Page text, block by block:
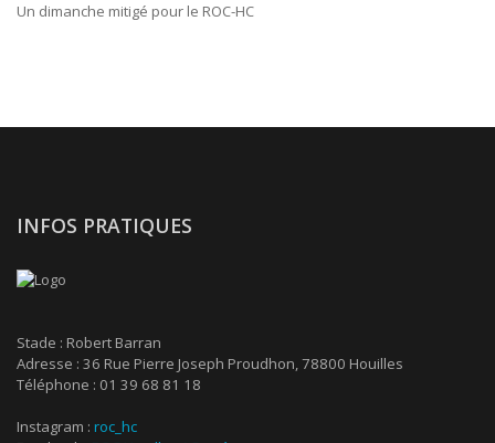
Un dimanche mitigé pour le ROC-HC
INFOS PRATIQUES
Stade : Robert Barran
Adresse : 36 Rue Pierre Joseph Proudhon, 78800 Houilles
Téléphone : 01 39 68 81 18
Instagram : roc_hc